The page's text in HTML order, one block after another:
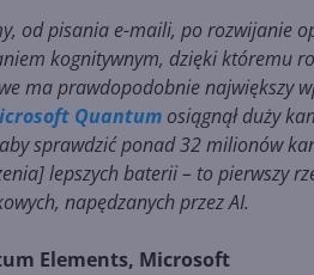
od pisania e-maili, po rozwijanie
kognitywnym, dzięki któremu
ma prawdopodobnie największy
Quantum osiągnął duży
sprawdzić ponad 32 milionów
lepszych baterii – to pierwszy
napędzanych przez AI.
Elements, Microsoft